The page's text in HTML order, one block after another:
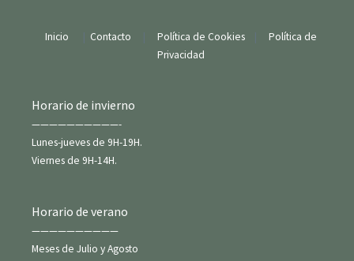
Inicio | Contacto | Política de Cookies |
Política de
Privacidad
Horario de invierno
——————————-
Lunes-jueves de 9H-19H.
Viernes de 9H-14H.
Horario de verano
——————————
Meses de Julio y Agosto